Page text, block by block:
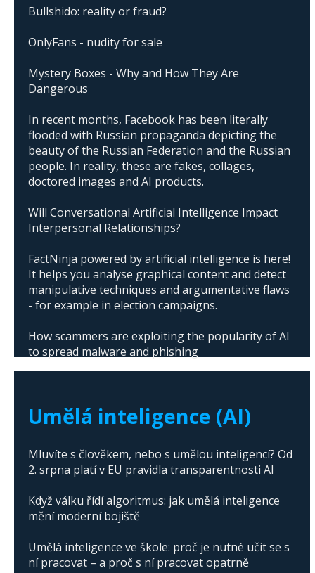
Bullshido: reality or fraud?
OnlyFans - nudity for sale
Mystery Boxes - Why and How They Are
Dangerous
In recent months, Facebook has been literally
flooded with Russian propaganda depicting the
beauty of the Russian Federation and the Russian
people. In reality, these are fakes, collages,
doctored images and AI products.
Will Conversational Artificial Intelligence Impact
Interpersonal Relationships?
FactNinja powered by artificial intelligence is here!
It helps you analyse graphical content and detect
manipulative techniques and argumentative flaws
- for example in election campaigns.
How scammers are exploiting the popularity of AI
to spread malware and phishing
Umělá inteligence (AI)
Mluvíte s člověkem, nebo s umělou inteligencí? Od
2. srpna platí v EU pravidla transparentnosti AI
Když válku řídí algoritmus: jak umělá inteligence
mění moderní bojiště
Umělá inteligence ve škole: proč je nutné učit se s
ní pracovat – a proč s ní pracovat opatrně